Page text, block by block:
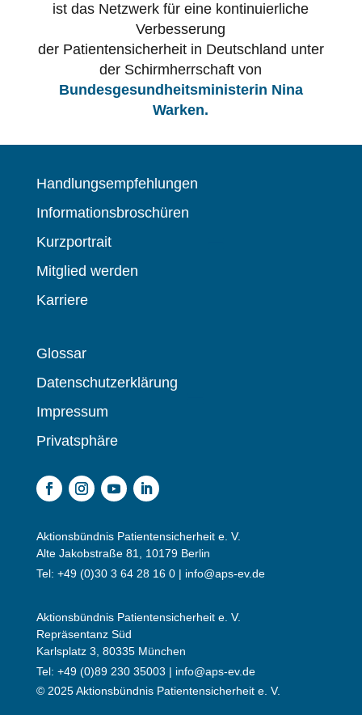
ist das Netzwerk für eine kontinuierliche
Verbesserung
der Patientensicherheit in Deutschland unter
der Schirmherrschaft von
Bundesgesundheitsministerin Nina
Warken.
Handlungsempfehlungen
Informationsbroschüren
Kurzportrait
Mitglied werden
Karriere
Glossar
Datenschutzerklärung
Impressum
Privatsphäre
© 2025 Aktionsbündnis Patientensicherheit e. V.
Aktionsbündnis Patientensicherheit e. V.
Alte Jakobstraße 81, 10179 Berlin
Tel: +49 (0)30 3 64 28 16 0 | info@aps-ev.de
Aktionsbündnis Patientensicherheit e. V.
Repräsentanz Süd
Karlsplatz 3, 80335 München
Tel: +49 (0)89 230 35003 | info@aps-ev.de